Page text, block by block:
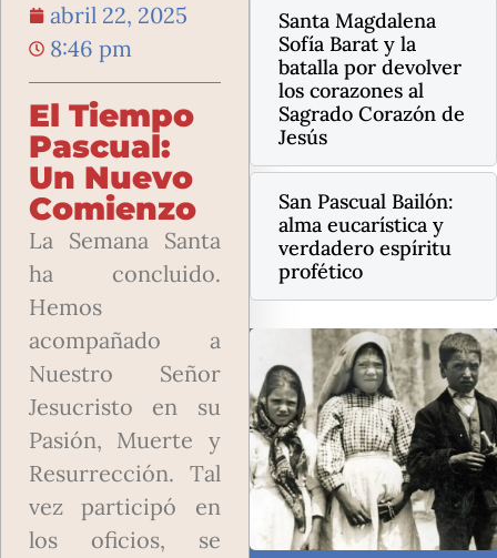
abril 22, 2025
8:46 pm
El Tiempo
Pascual:
Un Nuevo
Comienzo
La Semana Santa
ha concluido.
Hemos
acompañado a
Nuestro Señor
Jesucristo en su
Pasión, Muerte y
Resurrección. Tal
vez participó en
los oficios, se
Santa Magdalena
Sofía Barat y la
batalla por devolver
los corazones al
Sagrado Corazón de
Jesús
San Pascual Bailón:
alma eucarística y
verdadero espíritu
profético